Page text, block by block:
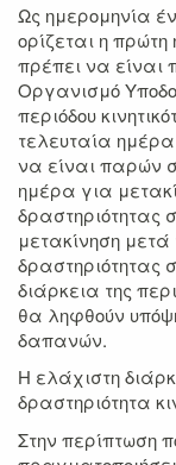
Ως ημερομηνία
ορίζεται η
πρέπει να είναι
Οργανισμό
περιόδου
τελευταία
να είναι παρών
ημέρα για
δραστηριότητας
μετακίνηση
δραστηριότητας
διάρκεια της
θα ληφθούν
δαπανών.
Η ελάχιστη
δραστηριότητα
Στην περίπτωση